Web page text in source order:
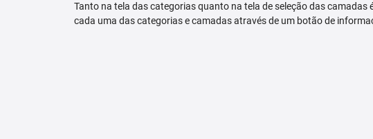
Tanto na tela das categorias quanto na tela de seleção das
cada uma das categorias e camadas através de um botão de